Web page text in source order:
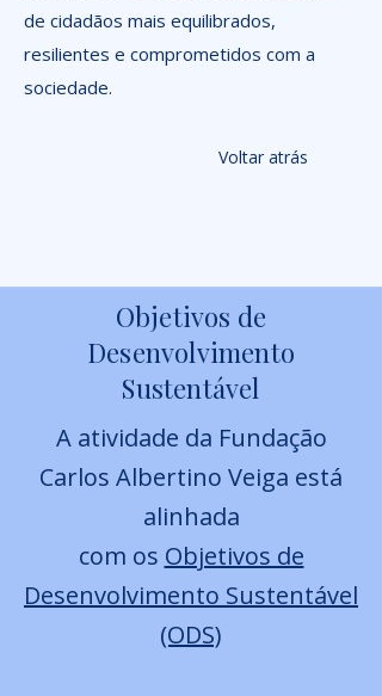
de cidadãos mais equilibrados,
resilientes e comprometidos com a
sociedade.
Voltar atrás
Objetivos de
Desenvolvimento
Sustentável
A atividade da Fundação
Carlos Albertino Veiga está
alinhada
com os Objetivos de
Desenvolvimento Sustentável
(ODS)